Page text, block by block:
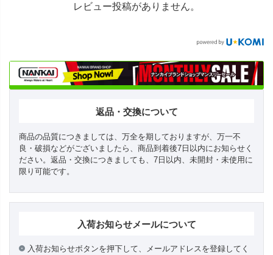
レビュー投稿がありません。
返品・交換について
商品の品質につきましては、万全を期しておりますが、万一不
良・破損などがございましたら、商品到着後7日以内にお知らせく
ださい。返品・交換につきましても、7日以内、未開封・未使用に
限り可能です。
入荷お知らせメールについて
入荷お知らせボタンを押下して、メールアドレスを登録してく